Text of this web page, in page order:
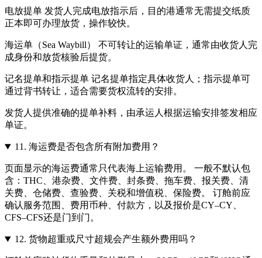
电放提单 发货人完成电放指示后，目的港通常无需提交纸质
正本即可办理放货，操作较快。
海运单（Sea Waybill） 不可转让的运输单证，通常由收货人完
成身份和放货核验后提货。
记名提单和指示提单 记名提单指定具体收货人；指示提单可
通过背书转让，适合需要货权流转的安排。
发货人提供准确的提单补料，由承运人根据运输安排签发相应
单证。
11. 海运费是否包含所有附加费用？
页面显示的海运费通常只代表海上运输费用。 一般不默认包
含：THC、港杂费、文件费、封条费、拖车费、报关费、清
关费、仓储费、查验费、关税和增值税、保险费。 订舱前应
确认服务范围、费用币种、付款方，以及报价是CY–CY、
CFS–CFS还是门到门。
12. 货物超重或尺寸超规会产生额外费用吗？